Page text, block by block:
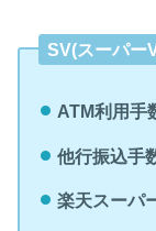
SV(スーパー
ATM利用手
他行振込手
楽天スーパ